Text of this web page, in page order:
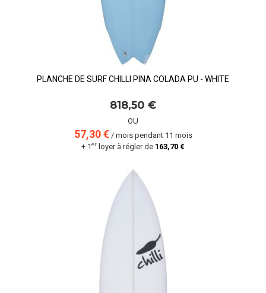
PLANCHE DE SURF CHILLI PINA COLADA PU - WHITE
818,50 €
OU
57,30 €/ mois pendant 11 mois
+ 1er loyer à régler de 163,70 €